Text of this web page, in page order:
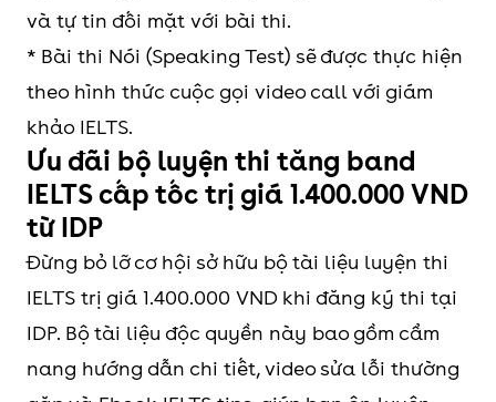
và tự tin đối mặt với bài thi.
* Bài thi Nói (Speaking Test) sẽ được thực hiện
theo hình thức cuộc gọi video call với giám
khảo IELTS.
Ưu đãi bộ luyện thi tăng band
IELTS cấp tốc trị giá 1.400.000 VND
từ IDP
Đừng bỏ lỡ cơ hội sở hữu bộ tài liệu luyện thi
IELTS trị giá 1.400.000 VND khi đăng ký thi tại
IDP. Bộ tài liệu độc quyền này bao gồm cẩm
nang hướng dẫn chi tiết, video sửa lỗi thường